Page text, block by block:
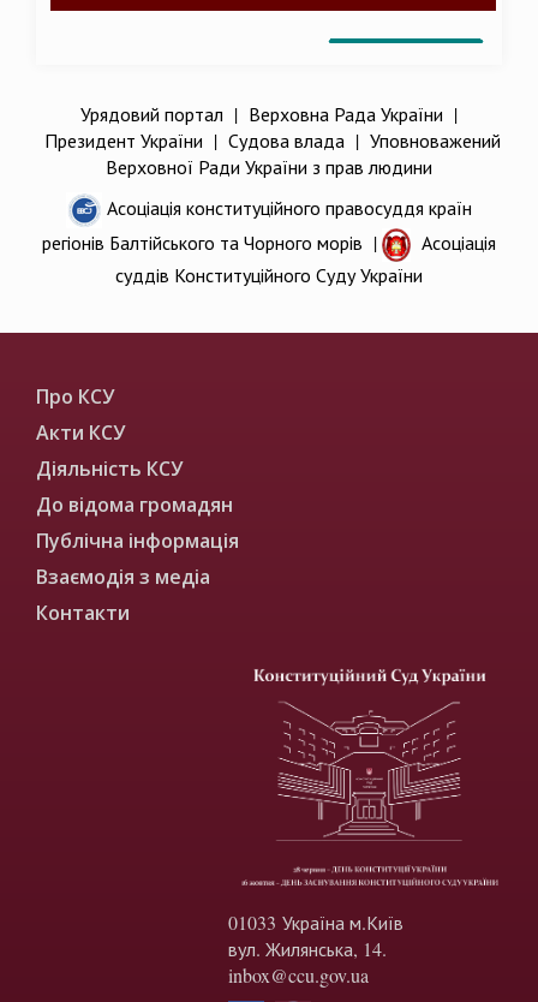
Урядовий портал | Верховна Рада України |
Президент України | Судова влада| Уповноважений
Верховної Ради України з прав людини
Асоціація конституційного правосуддя країн
регіонів Балтійського та Чорного морів |
Асоціація
суддів Конституційного Суду України
Про КСУ
Акти КСУ
Діяльність КСУ
До відома громадян
Публічна інформація
Взаємодія з медіа
Контакти
01033 Україна м.Київ
вул. Жилянська, 14.
inbox@ccu.gov.ua